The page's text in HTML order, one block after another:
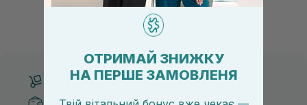
Бесплатная доставка от 3000 UAH
ОТРИМАЙ ЗНИЖКУ
НА ПЕРШЕ ЗАМОВЛЕНЯ